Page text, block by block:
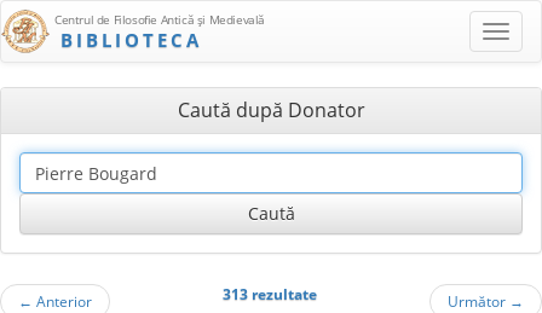
Centrul de Filosofie Antică şi Medievală
BIBLIOTECA
Caută după Donator
← Anterior 313 rezultate Următor →